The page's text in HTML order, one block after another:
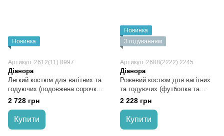
Новинка
Артикул: 2612(11) 0997
Діанора
Легкий костюм для вагітних та
годуючих (подовжена сорочка
та шорти) рожевий
2 728 грн
Купити
Новинка
З годуванням
Артикул: 2608(2222) 2245
Діанора
Рожевий костюм для вагітних
та годуючих (футболка та
велосипедки) трикотажний
2 228 грн
Купити